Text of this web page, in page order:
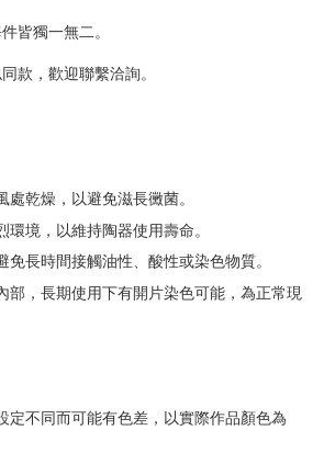
皆獨一無二。
款，歡迎聯繫洽詢。
處乾燥，以避免滋長黴菌。
環境，以維持陶器使用壽命。
免長時間接觸油性、酸性或染色物質。
部，長期使用下有開片染色可能，為正常現
定不同而可能有色差，以實際作品顏色為